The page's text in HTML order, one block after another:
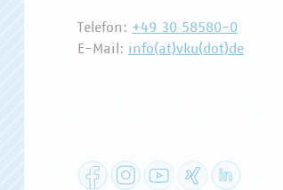
Telefon: +49 30 58580-0
E-Mail: info(at)vku(dot)de
FacebookInstagramYouTube XING